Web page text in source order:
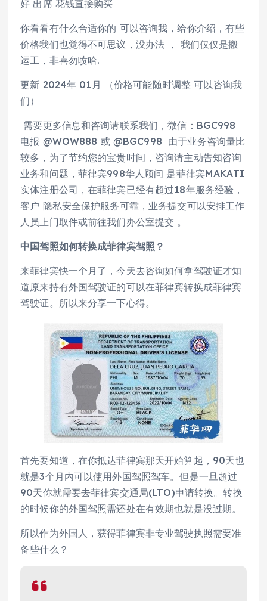
好 出席 花钱直接购买
你看看有什么合适你的 可以咨询我，给你介绍，有些
价格我们也觉得不可思议，没办法 ， 我们仅仅是搬
运工，非喜勿喷哈.
更新 2024年 01月 （价格可能随时调整 可以咨询我
们）
需要更多信息和咨询请联系我们，微信：BGC998
电报 @WOW888 或 @BGC998 由于业务咨询量比
较多，为了节约您的宝贵时间，咨询请主动告知咨询
业务和问题，菲律宾998华人顾问 是菲律宾MAKATI
实体注册公司，在菲律宾已经有超过18年服务经验，
客户 隐私安全保护服务可靠，业务提交可以安排工作
人员上门取件或前往我们办公室提交 。
中国驾照如何转换成菲律宾驾照？
来菲律宾快一个月了，今天去咨询如何拿驾驶证才知
道原来持有外国驾驶证的可以在菲律宾转换成菲律宾
驾驶证。所以来分享一下心得。
首先要知道，在你抵达菲律宾那天开始算起，90天也
就是3个月内可以使用外国驾照驾车。但是一旦超过
90天你就需要去菲律宾交通局(LTO)申请转换。转换
的时候你的外国驾照需还处在有效期也就是没过期。
所以作为外国人，获得菲律宾非专业驾驶执照需要准
备些什么？